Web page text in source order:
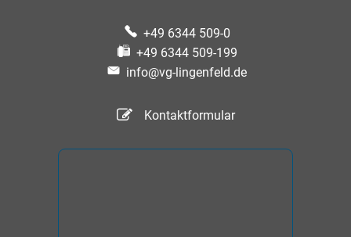
+49 6344 509-0
+49 6344 509-199
info@vg-lingenfeld.de
Kontaktformular